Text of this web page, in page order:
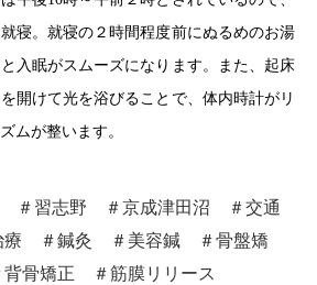
寝。就寝の２時間程度前にぬるめのお湯
入眠がスムーズになります。また、起床
開けて光を浴びることで、体内時計がリ
ムが整います。
＃習志野 ＃京成津田沼 ＃交通
療 ＃鍼灸 ＃美容鍼 ＃骨盤矯
骨矯正 ＃筋膜リリース